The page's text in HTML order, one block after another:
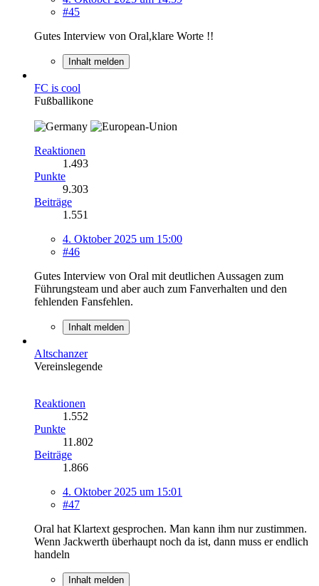
#45
Gutes Interview von Oral,klare Worte !!
Inhalt melden
FC is cool
Fußballikone
Reaktionen
1.493
Punkte
9.303
Beiträge
1.551
4. Oktober 2025 um 15:00
#46
Gutes Interview von Oral mit deutlichen Aussagen zum
Führungsteam und aber auch zum Fanverhalten und den
fehlenden Fansfehlen.
Inhalt melden
Altschanzer
Vereinslegende
Reaktionen
1.552
Punkte
11.802
Beiträge
1.866
4. Oktober 2025 um 15:01
#47
Oral hat Klartext gesprochen. Man kann ihm nur zustimmen.
Wenn Jackwerth überhaupt noch da ist, dann muss er endlich
handeln
Inhalt melden